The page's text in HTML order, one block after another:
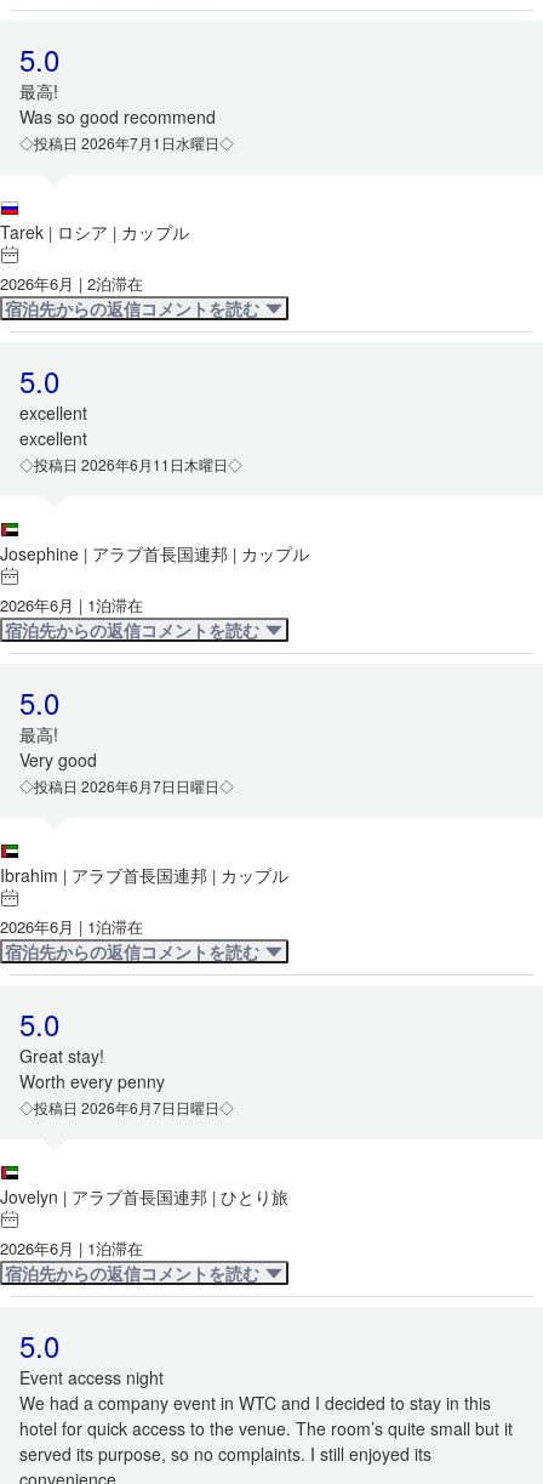
5.0
最高!
Was so good recommend
◇投稿日 2026年7月1日水曜日◇
Tarek | ロシア | カップル
2026年6月 | 2泊滞在
宿泊先からの返信コメントを読む
5.0
excellent
excellent
◇投稿日 2026年6月11日木曜日◇
Josephine | アラブ首長国連邦 | カップル
2026年6月 | 1泊滞在
宿泊先からの返信コメントを読む
5.0
最高!
Very good
◇投稿日 2026年6月7日日曜日◇
Ibrahim | アラブ首長国連邦 | カップル
2026年6月 | 1泊滞在
宿泊先からの返信コメントを読む
5.0
Great stay!
Worth every penny
◇投稿日 2026年6月7日日曜日◇
Jovelyn | アラブ首長国連邦 | ひとり旅
2026年6月 | 1泊滞在
宿泊先からの返信コメントを読む
5.0
Event access night
We had a company event in WTC and I decided to stay in this
hotel for quick access to the venue. The room’s quite small but it
served its purpose, so no complaints. I still enjoyed its
convenience.